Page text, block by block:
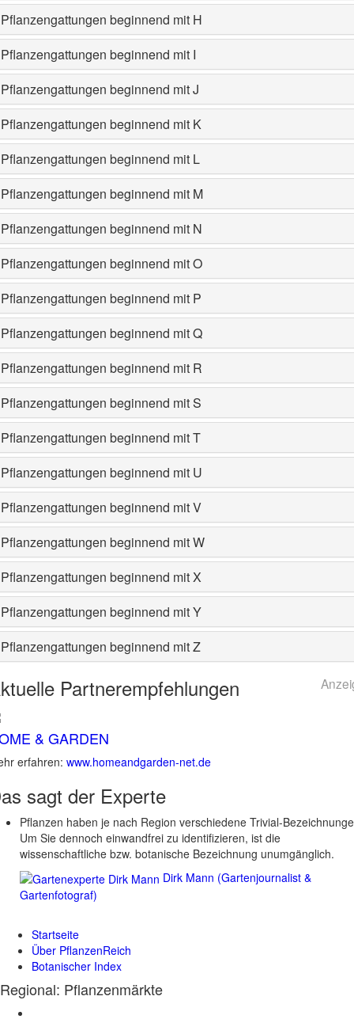
Pflanzengattungen beginnend mit H
Pflanzengattungen beginnend mit I
Pflanzengattungen beginnend mit J
Pflanzengattungen beginnend mit K
Pflanzengattungen beginnend mit L
Pflanzengattungen beginnend mit M
Pflanzengattungen beginnend mit N
Pflanzengattungen beginnend mit O
Pflanzengattungen beginnend mit P
Pflanzengattungen beginnend mit Q
Pflanzengattungen beginnend mit R
Pflanzengattungen beginnend mit S
Pflanzengattungen beginnend mit T
Pflanzengattungen beginnend mit U
Pflanzengattungen beginnend mit V
Pflanzengattungen beginnend mit W
Pflanzengattungen beginnend mit X
Pflanzengattungen beginnend mit Y
Pflanzengattungen beginnend mit Z
Partnerempfehlungen
& GARDEN
erfahren: www.homeandgarden-net.de
sagt der Experte
Pflanzen haben je nach Region verschiedene Trivial-
Um Sie dennoch einwandfrei zu identifizieren, ist die
wissenschaftliche bzw. botanische Bezeichnung unumgänglich.
Dirk Mann (Gartenjournalist &
Gartenfotograf)
Startseite
Über PflanzenReich
Botanischer Index
Regional: Pflanzenmärkte